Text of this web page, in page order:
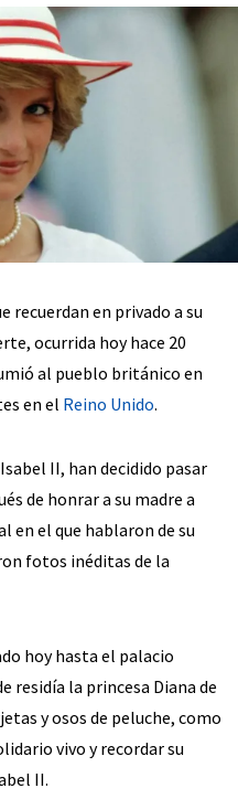
recuerdan en privado a su
ocurrida hoy hace 20
al pueblo británico en
en el Reino Unido.
II, han decidido pasar
de honrar a su madre a
en el que hablaron de su
fotos inéditas de la
hoy hasta el palacio
residía la princesa Diana de
y osos de peluche, como
vivo y recordar su
II.